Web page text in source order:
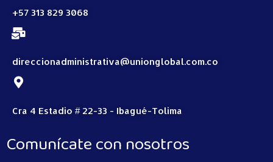
+57 313 829 3068
direccionadministrativa@unionglobal.com.co
Cra 4 Estadio # 22-33 - Ibagué-Tolima
Comunícate con nosotros